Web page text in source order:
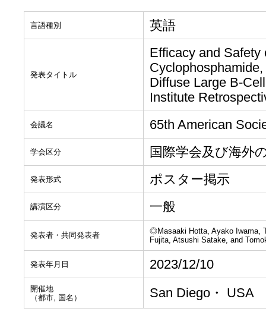
言語種別 英語
発表タイトル
Efficacy and Safety
Diffuse Large B-
Institute
会議名 65th American
学会区分 国際学会及び海外
発表形式 ポスター掲示
講演区分 一般
発表者・共同発表者
◎Masaaki Hotta, Ayako Iwama,
Fujita, Atsushi Satake, and
発表年月日 2023/12/10
開催地
（都市, 国名）
San Diego・ USA